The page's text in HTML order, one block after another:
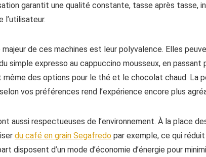
garantit une qualité constante, tasse après tasse,
l’utilisateur.
majeur de ces machines est leur polyvalence. Elles
simple expresso au cappuccino mousseux, en passant
des options pour le thé et le chocolat chaud. La
vos préférences rend l’expérience encore plus
aussi respectueuses de l’environnement. À la place
du café en grain Segafredo par exemple, ce qui
disposent d’un mode d’économie d’énergie pour